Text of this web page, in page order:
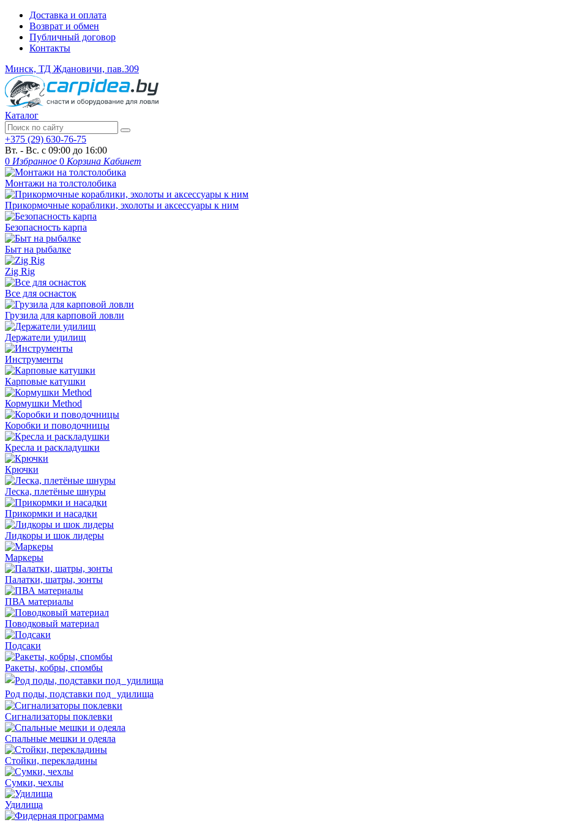
Доставка и оплата
Возврат и обмен
Публичный договор
Контакты
Минск, ТД Ждановичи, пав.309
Каталог
+375 (29) 630-76-75
Вт. - Вс. с 09:00 до 16:00
0 Избранное 0 Корзина Кабинет
Монтажи на толстолобика
Прикормочные кораблики, эхолоты и аксессуары к ним
Безопасность карпа
Быт на рыбалке
Zig Rig
Все для оснасток
Грузила для карповой ловли
Держатели удилищ
Инструменты
Карповые катушки
Кормушки Method
Коробки и поводочницы
Кресла и раскладушки
Крючки
Леска, плетёные шнуры
Прикормки и насадки
Лидкоры и шок лидеры
Маркеры
Палатки, шатры, зонты
ПВА материалы
Поводковый материал
Подсаки
Ракеты, кобры, спомбы
Род поды, подставки под удилища
Сигнализаторы поклевки
Спальные мешки и одеяла
Стойки, перекладины
Сумки, чехлы
Удилища